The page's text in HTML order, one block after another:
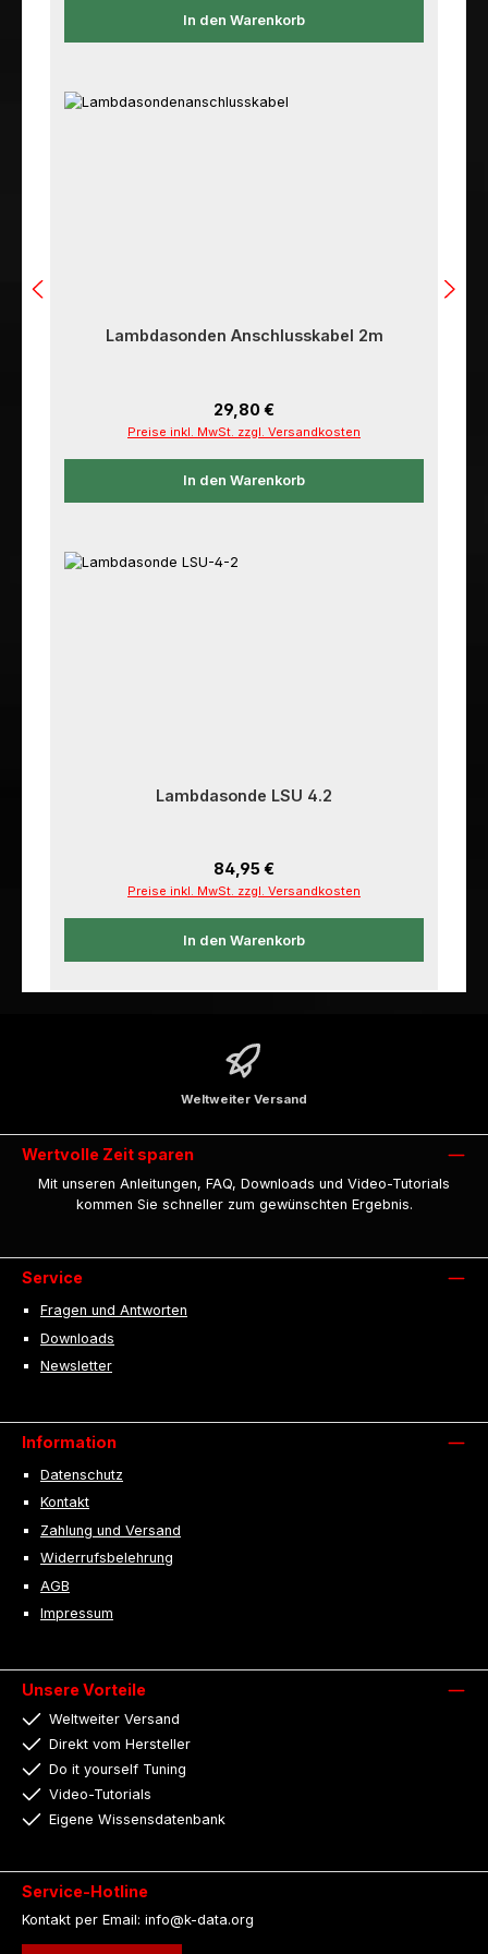
In den Warenkorb
Lambdasonden Anschlusskabel 2m
Regulärer Preis:
29,80 €
Preise inkl. MwSt. zzgl. Versandkosten
In den Warenkorb
Lambdasonde LSU 4.2
Regulärer Preis:
84,95 €
Preise inkl. MwSt. zzgl. Versandkosten
In den Warenkorb
Weltweiter Versand
Wertvolle Zeit sparen
Mit unseren Anleitungen, FAQ, Downloads und Video-Tutorials
kommen Sie schneller zum gewünschten Ergebnis.
Service
Fragen und Antworten
Downloads
Newsletter
Information
Datenschutz
Kontakt
Zahlung und Versand
Widerrufsbelehrung
AGB
Impressum
Unsere Vorteile
Weltweiter Versand
Direkt vom Hersteller
Do it yourself Tuning
Video-Tutorials
Eigene Wissensdatenbank
Service-Hotline
Kontakt per Email: info@k-data.org